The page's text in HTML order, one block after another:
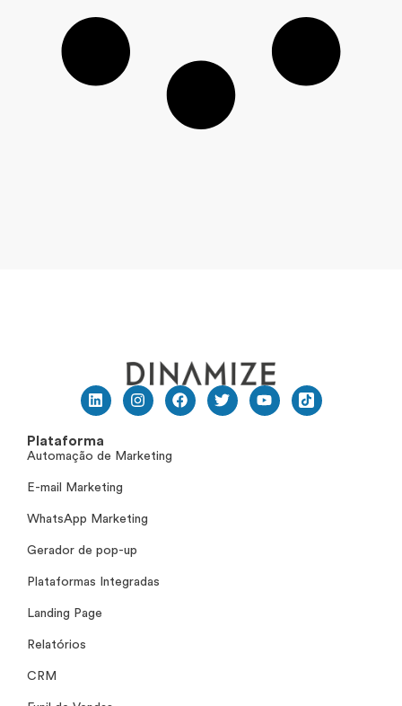
Plataforma
Automação de Marketing
E-mail Marketing
WhatsApp Marketing
Gerador de pop-up
Plataformas Integradas
Landing Page
Relatórios
CRM